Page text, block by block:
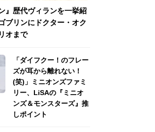
』歴代ヴィランを一挙紹
ブリンにドクター・オク
オまで
「ダイフクー！のフレー
ズが耳から離れない！
(笑)」ミニオンズファミ
リー、LiSAの『ミニオ
ンズ＆モンスターズ』推
しポイント